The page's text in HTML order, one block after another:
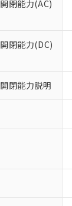
開閉能力(AC)
開閉能力(DC)
開閉能力説明